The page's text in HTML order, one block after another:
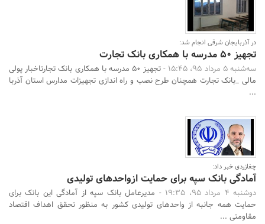
در آذربایجان شرقی انجام شد:
تجهیز 50 مدرسه با همکاری بانک تجارت
سه‌شنبه 5 مرداد 95، 15:45 -
تجهیز 50 مدرسه با همکاری بانک تجارتاخبار پولی
مالی _بانک تجارت همچنان طرح نصب و راه اندازی تجهیزات مدارس استان آذربا
...
چغازردی خبر داد:
آمادگی بانک سپه برای حمایت ازواحدهای تولیدی
دوشنبه 4 مرداد 95، 19:35 -
مدیرعامل بانک سپه از آمادگی این بانک برای
حمایت همه جانبه از واحدهای تولیدی کشور به منظور تحقق اهداف اقتصاد
مقاومتی ...